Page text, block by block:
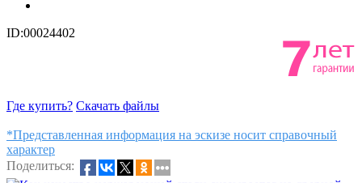
ID:00024402
Где купить? Скачать файлы
*Представленная информация на эскизе носит справочный
характер
Поделиться: